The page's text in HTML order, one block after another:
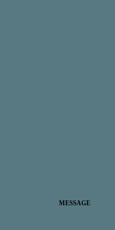
MESSAGE